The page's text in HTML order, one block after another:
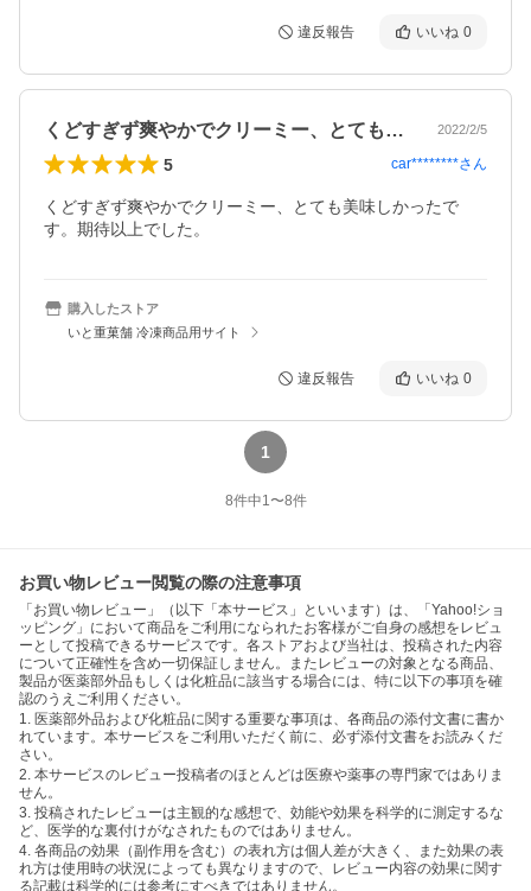
違反報告 いいね 0
くどすぎず爽やかでクリーミー、とても美… 2022/2/5
5 car********さん
くどすぎず爽やかでクリーミー、とても美味しかったで
す。期待以上でした。
購入したストア
いと重菓舗 冷凍商品用サイト
違反報告 いいね 0
1
8件中1〜8件
お買い物レビュー閲覧の際の注意事項
「お買い物レビュー」（以下「本サービス」といいます）は、「Yahoo!ショ
ッピング」において商品をご利用になられたお客様がご自身の感想をレビュ
ーとして投稿できるサービスです。各ストアおよび当社は、投稿された内容
について正確性を含め一切保証しません。またレビューの対象となる商品、
製品が医薬部外品もしくは化粧品に該当する場合には、特に以下の事項を確
認のうえご利用ください。
1. 医薬部外品および化粧品に関する重要な事項は、各商品の添付文書に書か
れています。本サービスをご利用いただく前に、必ず添付文書をお読みくだ
さい。
2. 本サービスのレビュー投稿者のほとんどは医療や薬事の専門家ではありま
せん。
3. 投稿されたレビューは主観的な感想で、効能や効果を科学的に測定するな
ど、医学的な裏付けがなされたものではありません。
4. 各商品の効果（副作用を含む）の表れ方は個人差が大きく、また効果の表
れ方は使用時の状況によっても異なりますので、レビュー内容の効果に関す
る記載は科学的には参考にすべきではありません。